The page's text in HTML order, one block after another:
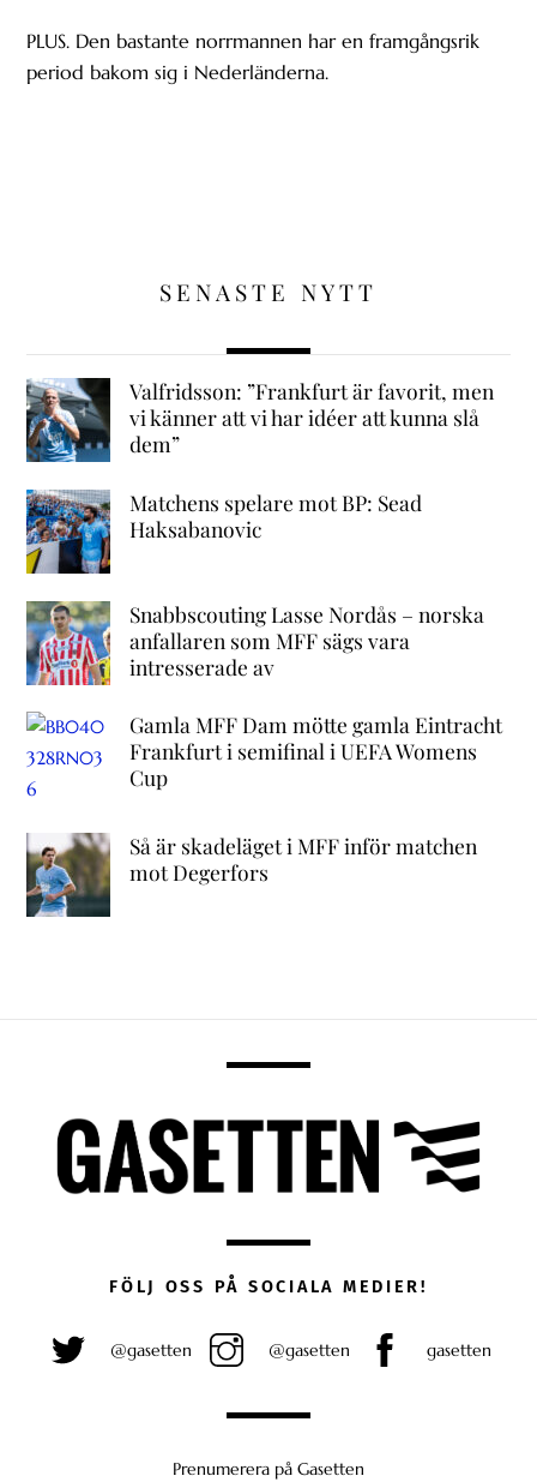
PLUS. Den bastante norrmannen har en framgångsrik
period bakom sig i Nederländerna.
SENASTE NYTT
Valfridsson: ”Frankfurt är favorit, men
vi känner att vi har idéer att kunna slå
dem”
Matchens spelare mot BP: Sead
Haksabanovic
Snabbscouting Lasse Nordås – norska
anfallaren som MFF sägs vara
intresserade av
Gamla MFF Dam mötte gamla Eintracht
Frankfurt i semifinal i UEFA Womens
Cup
Så är skadeläget i MFF inför matchen
mot Degerfors
FÖLJ OSS PÅ SOCIALA MEDIER!
@gasetten @gasetten gasetten
Prenumerera på Gasetten